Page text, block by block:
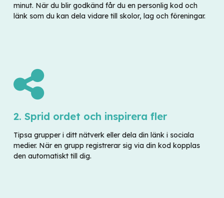
minut. När du blir godkänd får du en personlig kod och
länk som du kan dela vidare till skolor, lag och föreningar.
2. Sprid ordet och inspirera fler
Tipsa grupper i ditt nätverk eller dela din länk i sociala
medier. När en grupp registrerar sig via din kod kopplas
den automatiskt till dig.